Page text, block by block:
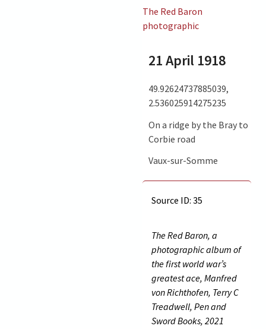
The Red Baron
photographic
21 April 1918
49.92624737885039,
2.536025914275235
On a ridge by the Bray to
Corbie road
Vaux-sur-Somme
Source ID: 35
The Red Baron, a
photographic album of
the first world war’s
greatest ace, Manfred
von Richthofen, Terry C
Treadwell, Pen and
Sword Books, 2021